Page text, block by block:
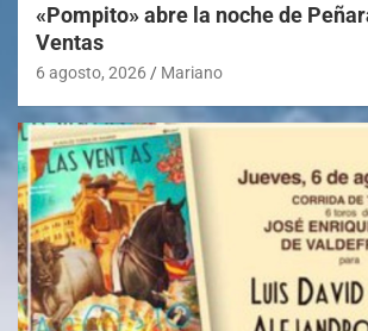
«Pompito» abre la noche de
Ventas
6 agosto, 2026 Mariano